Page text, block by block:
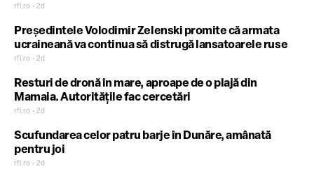
rfi.ro • 2d
Preşedintele Volodimir Zelenski promite că armata
ucraineană va continua să distrugă lansatoarele ruse
rfi.ro • 2d
Resturi de dronă în mare, aproape de o plajă din
Mamaia. Autoritățile fac cercetări
rfi.ro • 2d
Scufundarea celor patru barje în Dunăre, amânată
pentru joi
rfi.ro • 2d